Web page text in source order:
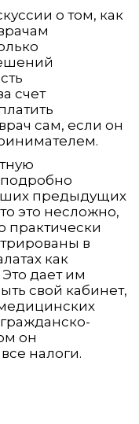
о том, как
счет
сам, если он
предыдущих
это несложно,
практически
в
как
дает им
свой кабинет,
он
налоги.